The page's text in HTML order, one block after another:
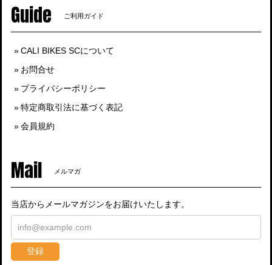
Guide ご利用ガイド
CALI BIKES SCについて
お問合せ
プライバシーポリシー
特定商取引法に基づく表記
会員規約
Mail メルマガ
当店からメールマガジンをお届けいたします。
登録